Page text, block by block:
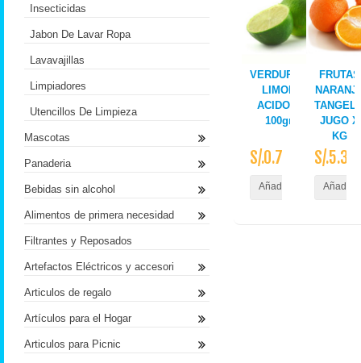
VERDURAS
LIMON
ACIDO X
100gr
S/.0.79
Añadir al Carrito
FRUTAS
JUGO X
KG
S/.5.30
Añadir
Insecticidas
Jabon De Lavar Ropa
Lavavajillas
Limpiadores
Utencillos De Limpieza
Mascotas
Panaderia
Bebidas sin alcohol
Alimentos de primera necesidad
Filtrantes y Reposados
Artefactos Eléctricos y accesori
Articulos de regalo
Artículos para el Hogar
Articulos para Picnic